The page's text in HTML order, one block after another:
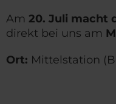
Am 20. Juli macht
direkt bei uns am
Ort: Mittelstation